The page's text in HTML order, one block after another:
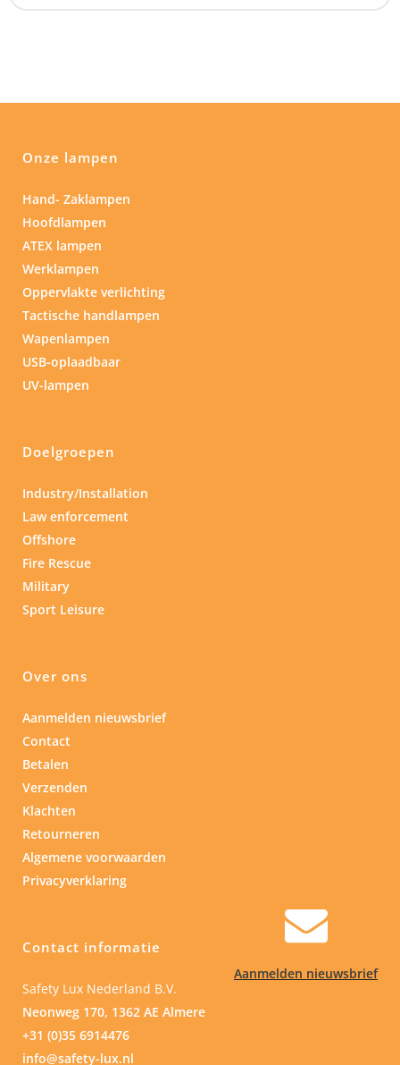
Aanmelden nieuwsbrief
Onze lampen
Hand- Zaklampen
Hoofdlampen
ATEX lampen
Werklampen
Oppervlakte verlichting
Tactische handlampen
Wapenlampen
USB-oplaadbaar
UV-lampen
Doelgroepen
Industry/Installation
Law enforcement
Offshore
Fire Rescue
Military
Sport Leisure
Over ons
Aanmelden nieuwsbrief
Contact
Betalen
Verzenden
Klachten
Retourneren
Algemene voorwaarden
Privacyverklaring
Contact informatie
Safety Lux Nederland B.V.
Neonweg 170, 1362 AE Almere
+31 (0)35 6914476
info@safety-lux.nl